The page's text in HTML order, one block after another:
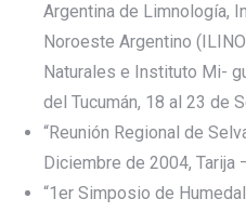
Argentina de Limnología,
Noroeste Argentino
Naturales e Instituto Mi-
del Tucumán, 18 al 23 de
“Reunión Regional de
Diciembre de 2004, Tarija
“1er Simposio de